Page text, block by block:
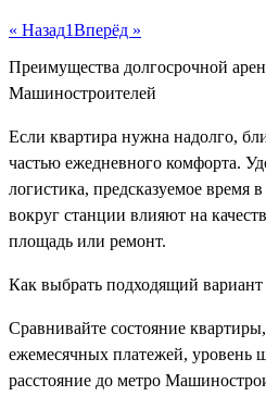
« Назад1Вперёд »
Преимущества долгосрочной
Машиностроителей
Если квартира нужна надолго,
частью ежедневного комфорта.
логистика, предсказуемое время
вокруг станции влияют на
площадь или ремонт.
Как выбрать подходящий вариант
Сравнивайте состояние
ежемесячных платежей, уровень
расстояние до метро